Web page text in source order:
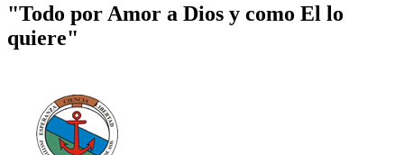
"Todo por Amor a Dios y como El lo
quiere"